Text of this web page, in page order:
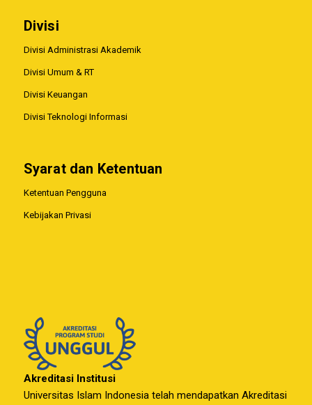
Divisi
Divisi Administrasi Akademik
Divisi Umum & RT
Divisi Keuangan
Divisi Teknologi Informasi
Syarat dan Ketentuan
Ketentuan Pengguna
Kebijakan Privasi
Akreditasi Institusi
Universitas Islam Indonesia telah mendapatkan Akreditasi